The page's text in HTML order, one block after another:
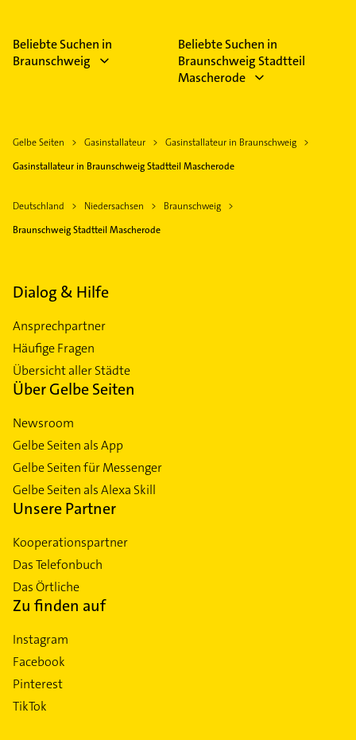
Beliebte Suchen in
Braunschweig
Beliebte Suchen in
Braunschweig Stadtteil
Mascherode
Gelbe Seiten Gasinstallateur
Gasinstallateur in Braunschweig
Gasinstallateur in Braunschweig Stadtteil Mascherode
Deutschland Niedersachsen
Braunschweig
Braunschweig Stadtteil Mascherode
Dialog & Hilfe
Ansprechpartner
Häufige Fragen
Übersicht aller Städte
Über Gelbe Seiten
Newsroom
Gelbe Seiten als App
Gelbe Seiten für Messenger
Gelbe Seiten als Alexa Skill
Unsere Partner
Kooperationspartner
Das Telefonbuch
Das Örtliche
Zu finden auf
Instagram
Facebook
Pinterest
TikTok